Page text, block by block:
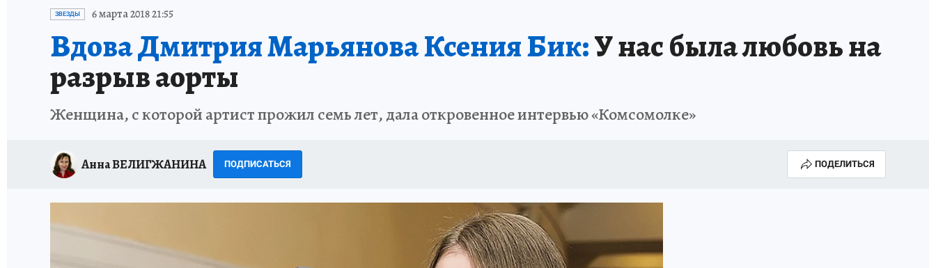
ИСПЫТАНО НА СЕБЕ
ЗВЕЗДЫ 6 марта 2018 21:55
Вдова Дмитрия Марьянова Ксения Бик:У нас была любовь на
разрыв аорты
Женщина, с которой артист прожил семь лет, дала откровенное интервью «Комсомолке»
Анна ВЕЛИГЖАНИНА ПОДПИСАТЬСЯ ПОДЕЛИТЬСЯ